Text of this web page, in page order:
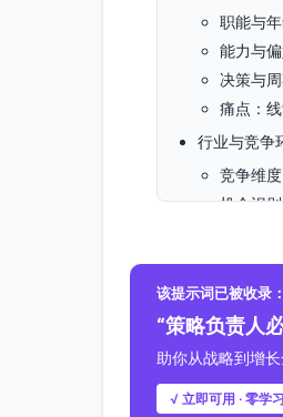
职能与
能力与
决策与
痛点：
行业与竞争
竞争维
机会识
白皮
采购
用户需求与
战术：
战略：
该提示词已被收录：
“策略负责人
助你从战略到增
√ 立即可用 · 零学